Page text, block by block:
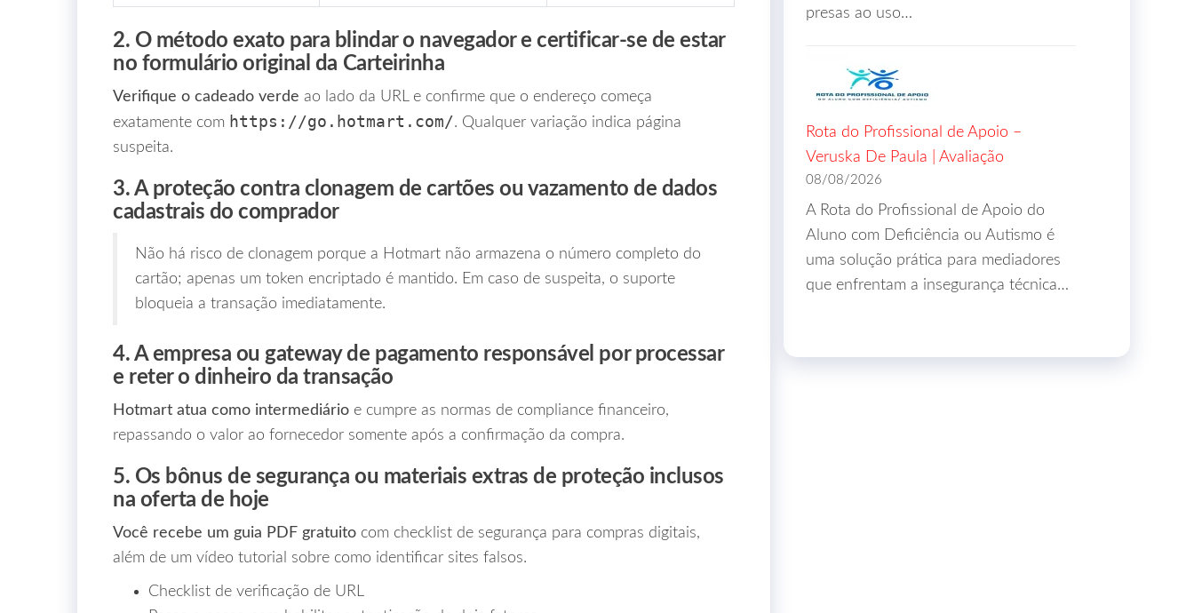
2. O método exato para blindar o navegador e certificar‑se de estar
no formulário original da Carteirinha
Verifique o cadeado verde ao lado da URL e confirme que o endereço começa
exatamente com https://go.hotmart.com/. Qualquer variação indica página
suspeita.
3. A proteção contra clonagem de cartões ou vazamento de dados
cadastrais do comprador
Não há risco de clonagem porque a Hotmart não armazena o número completo do
cartão; apenas um token encriptado é mantido. Em caso de suspeita, o suporte
bloqueia a transação imediatamente.
4. A empresa ou gateway de pagamento responsável por processar
e reter o dinheiro da transação
Hotmart atua como intermediário e cumpre as normas de compliance financeiro,
repassando o valor ao fornecedor somente após a confirmação da compra.
5. Os bônus de segurança ou materiais extras de proteção inclusos
na oferta de hoje
Você recebe um guia PDF gratuito com checklist de segurança para compras digitais,
além de um vídeo tutorial sobre como identificar sites falsos.
Checklist de verificação de URL
presas ao uso…
Rota do Profissional de Apoio –
Veruska De Paula | Avaliação
08/08/2026
A Rota do Profissional de Apoio do
Aluno com Deficiência ou Autismo é
uma solução prática para mediadores
que enfrentam a insegurança técnica…